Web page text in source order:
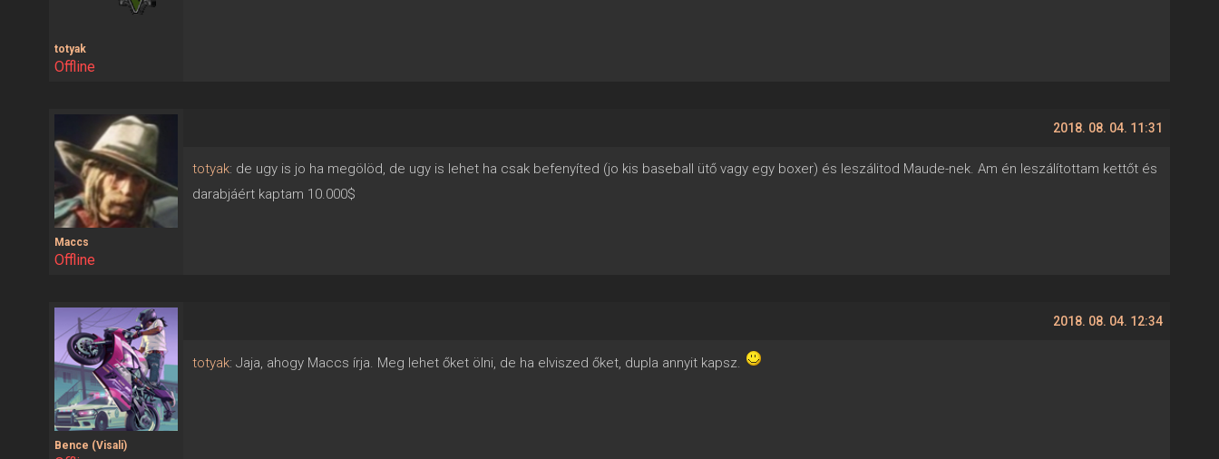
totyak
Offline
Maccs
Offline
2018. 08. 04. 11:31
totyak: de ugy is jo ha megölöd, de ugy is lehet ha csak befenyíted (jo kis baseball ütő vagy egy boxer) és leszálitod Maude-nek. Am én leszálítottam kettőt és
darabjáért kaptam 10.000$
Bence (Visali)
2018. 08. 04. 12:34
totyak: Jaja, ahogy Maccs írja. Meg lehet őket ölni, de ha elviszed őket, dupla annyit kapsz.